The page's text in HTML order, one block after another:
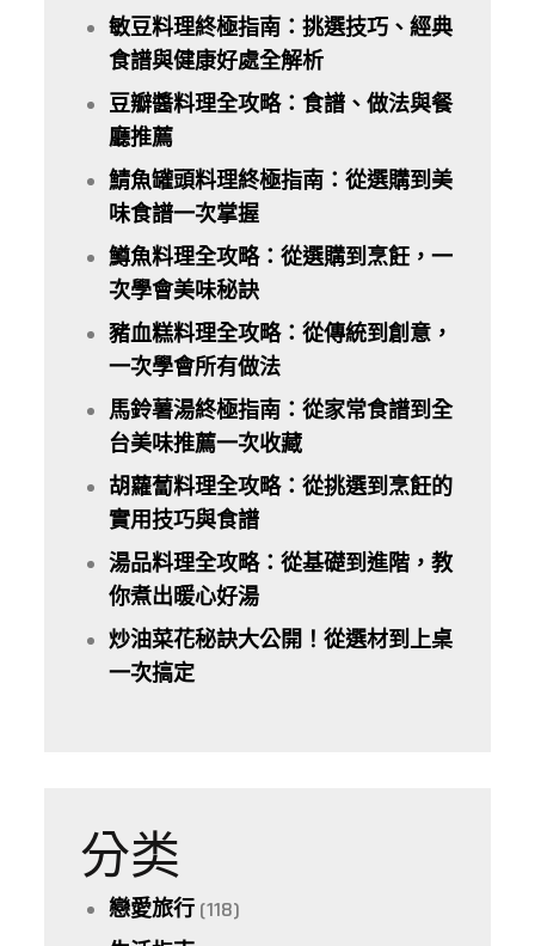
敏豆料理終極指南：挑選技巧、經典
食譜與健康好處全解析
豆瓣醬料理全攻略：食譜、做法與餐
廳推薦
鯖魚罐頭料理終極指南：從選購到美
味食譜一次掌握
鱒魚料理全攻略：從選購到烹飪，一
次學會美味秘訣
豬血糕料理全攻略：從傳統到創意，
一次學會所有做法
馬鈴薯湯終極指南：從家常食譜到全
台美味推薦一次收藏
胡蘿蔔料理全攻略：從挑選到烹飪的
實用技巧與食譜
湯品料理全攻略：從基礎到進階，教
你煮出暖心好湯
炒油菜花秘訣大公開！從選材到上桌
一次搞定
分类
戀愛旅行 (118)